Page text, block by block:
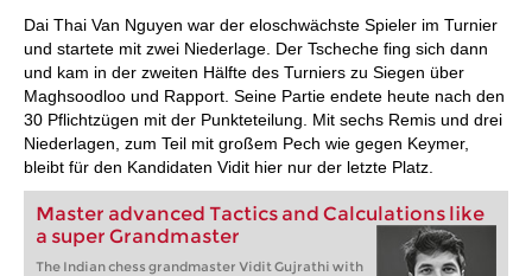
Dai Thai Van Nguyen war der eloschwächste Spieler im Turnier
und startete mit zwei Niederlage. Der Tscheche fing sich dann
und kam in der zweiten Hälfte des Turniers zu Siegen über
Maghsoodloo und Rapport. Seine Partie endete heute nach den
30 Pflichtzügen mit der Punkteteilung. Mit sechs Remis und drei
Niederlagen, zum Teil mit großem Pech wie gegen Keymer,
bleibt für den Kandidaten Vidit hier nur der letzte Platz.
Master advanced Tactics and Calculations like
a super Grandmaster
The Indian chess grandmaster Vidit Gujrathi with